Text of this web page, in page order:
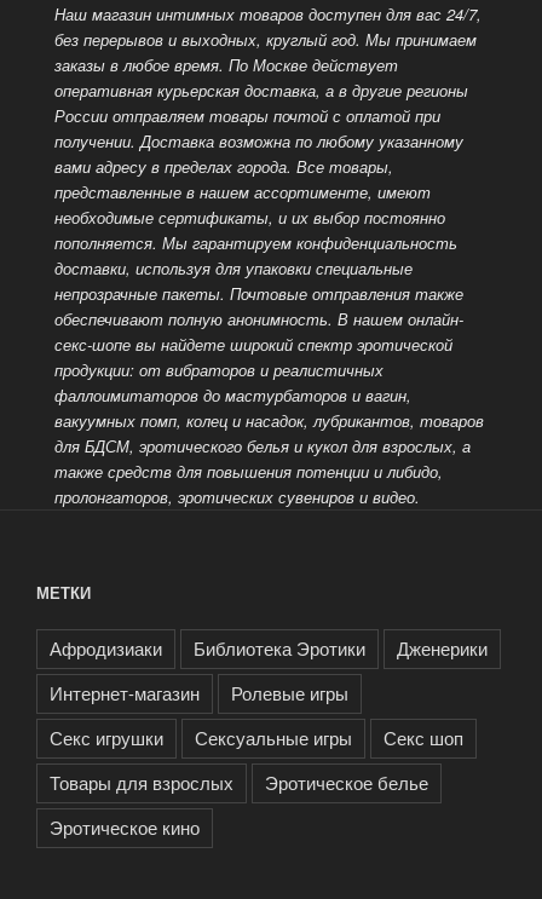
Наш магазин интимных товаров доступен для вас 24/7,
без перерывов и выходных, круглый год. Мы принимаем
заказы в любое время. По Москве действует
оперативная курьерская доставка, а в другие регионы
России отправляем товары почтой с оплатой при
получении. Доставка возможна по любому указанному
вами адресу в пределах города. Все товары,
представленные в нашем ассортименте, имеют
необходимые сертификаты, и их выбор постоянно
пополняется. Мы гарантируем конфиденциальность
доставки, используя для упаковки специальные
непрозрачные пакеты. Почтовые отправления также
обеспечивают полную анонимность. В нашем онлайн-
секс-шопе вы найдете широкий спектр эротической
продукции: от вибраторов и реалистичных
фаллоимитаторов до мастурбаторов и вагин,
вакуумных помп, колец и насадок, лубрикантов, товаров
для БДСМ, эротического белья и кукол для взрослых, а
также средств для повышения потенции и либидо,
пролонгаторов, эротических сувениров и видео.
МЕТКИ
Афродизиаки Библиотека Эротики
Дженерики
Интернет-магазин
Ролевые игры
Секс игрушки
Сексуальные игры
Секс шоп
Товары для взрослых
Эротическое белье
Эротическое кино